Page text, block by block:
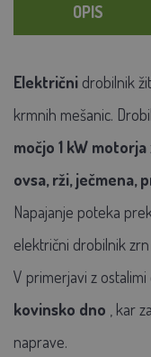
OPIS
Električni drobilnik
krmnih mešanic.
močjo 1 kW motorja
ovsa, rži, ječmena,
Napajanje poteka
električni drobilnik
V primerjavi z
kovinsko dno , kar
naprave.